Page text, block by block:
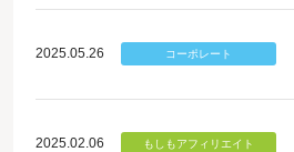
2025.05.26
2025.02.06